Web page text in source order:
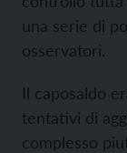
una serie di
osservatori.
Il caposaldo
tentativi di
complesso